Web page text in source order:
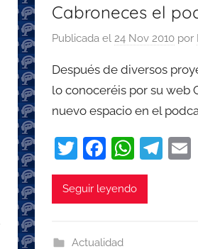
Cabroneces el
Publicada el24 Nov 2010 por
Después de diversos
lo conoceréis por su web
nuevo espacio en el
T
w
itt
F
a
c
b
W
h
at
T
Seguir leyendo
Actualidad